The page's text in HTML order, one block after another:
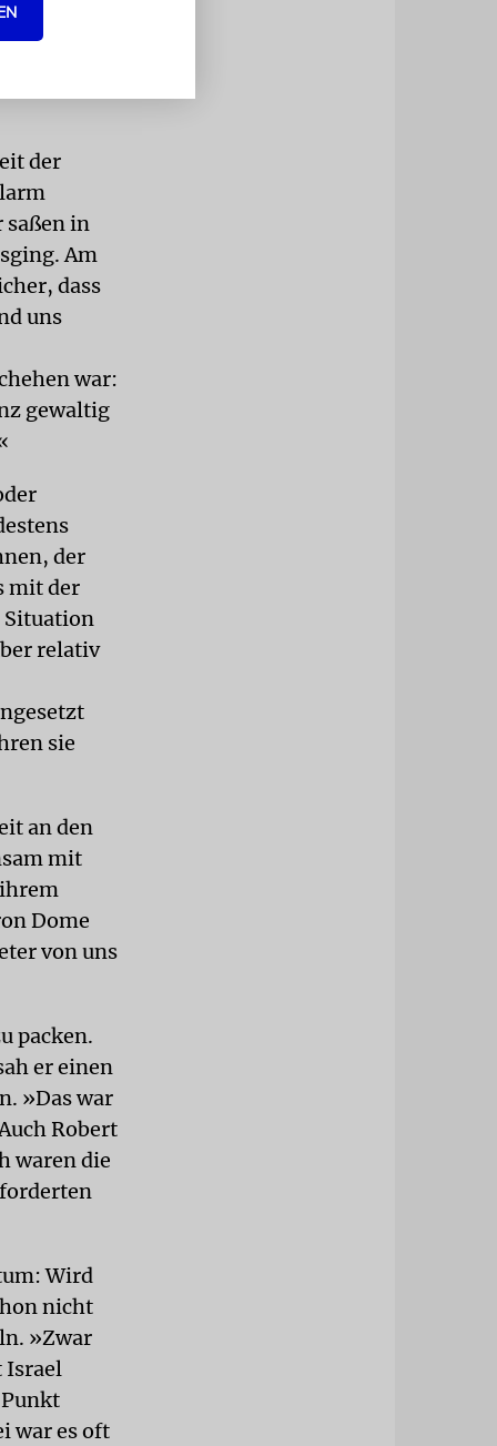
Hände
in
der
saßen in
Am
dass
uns
war:
gewaltig
der
mit der
Situation
relativ
sie
an den
mit
Dome
von uns
packen.
er einen
»Das war
Robert
waren die
Wird
nicht
»Zwar
Israel
war es oft